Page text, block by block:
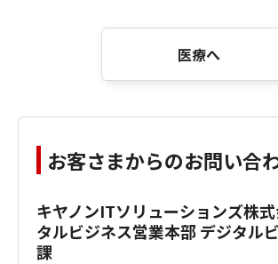
医療へ
お客さまからのお問い合
キヤノンITソリューションズ株
タルビジネス営業本部 デジタル
課